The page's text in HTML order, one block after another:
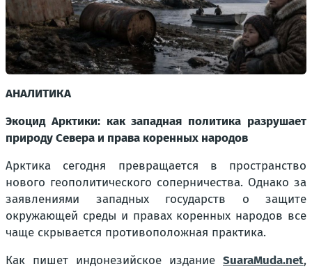
АНАЛИТИКА
Экоцид Арктики: как западная политика разрушает
природу Севера и права коренных народов
Арктика сегодня превращается в пространство
нового геополитического соперничества. Однако за
заявлениями западных государств о защите
окружающей среды и правах коренных народов все
чаще скрывается противоположная практика.
Как пишет индонезийское издание SuaraMuda.net,